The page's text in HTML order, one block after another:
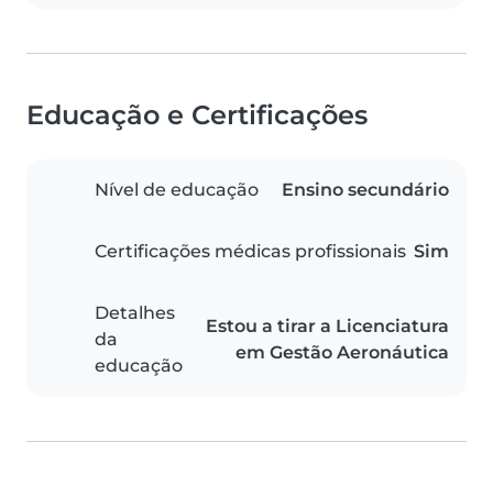
Educação e Certificações
Nível de educação Ensino secundário
Certificações médicas profissionais Sim
Detalhes
da
educação
Estou a tirar a Licenciatura
em Gestão Aeronáutica